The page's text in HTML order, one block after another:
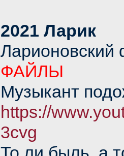
2021 Ларик
ФАЙЛЫ
Музыкант
https://
3cvg